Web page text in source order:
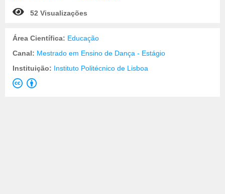
52 Visualizações
Área Científica: Educação
Canal: Mestrado em Ensino de Dança - Estágio
Instituição: Instituto Politécnico de Lisboa